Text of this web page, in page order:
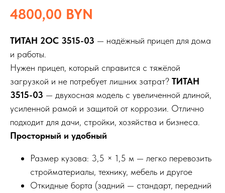
4800,00 BYN
ТИТАН 2ОС 3515-03 — надёжный прицеп для дома
и работы.
Нужен прицеп, который справится с тяжёлой
загрузкой и не потребует лишних затрат? ТИТАН
3515-03 — двухосная модель с увеличенной длиной,
усиленной рамой и защитой от коррозии. Отлично
подходит для дачи, стройки, хозяйства и бизнеса.
Просторный и удобный
Размер кузова: 3,5 × 1,5 м — легко перевозить
стройматериалы, технику, мебель и другое
Откидные борта (задний — стандарт, передний